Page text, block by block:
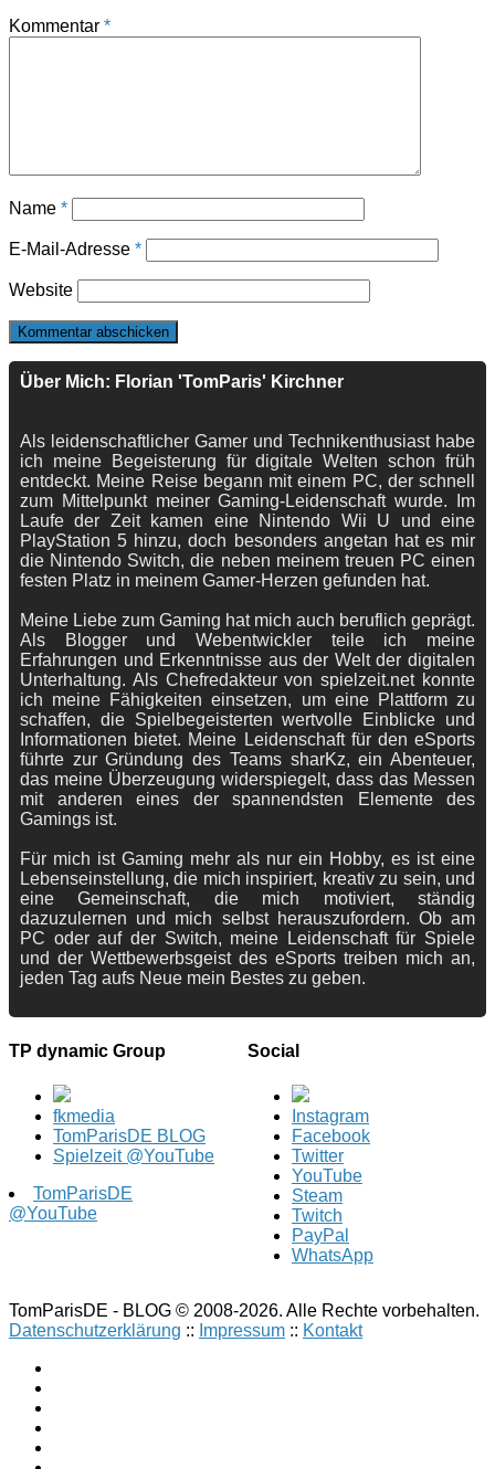
Kommentar *
Name *
E-Mail-Adresse *
Website
Über Mich: Florian 'TomParis' Kirchner
Als leidenschaftlicher Gamer und Technikenthusiast habe
ich meine Begeisterung für digitale Welten schon früh
entdeckt. Meine Reise begann mit einem PC, der schnell
zum Mittelpunkt meiner Gaming-Leidenschaft wurde. Im
Laufe der Zeit kamen eine Nintendo Wii U und eine
PlayStation 5 hinzu, doch besonders angetan hat es mir
die Nintendo Switch, die neben meinem treuen PC einen
festen Platz in meinem Gamer-Herzen gefunden hat.
Meine Liebe zum Gaming hat mich auch beruflich geprägt.
Als Blogger und Webentwickler teile ich meine
Erfahrungen und Erkenntnisse aus der Welt der digitalen
Unterhaltung. Als Chefredakteur von spielzeit.net konnte
ich meine Fähigkeiten einsetzen, um eine Plattform zu
schaffen, die Spielbegeisterten wertvolle Einblicke und
Informationen bietet. Meine Leidenschaft für den eSports
führte zur Gründung des Teams sharKz, ein Abenteuer,
das meine Überzeugung widerspiegelt, dass das Messen
mit anderen eines der spannendsten Elemente des
Gamings ist.
Für mich ist Gaming mehr als nur ein Hobby, es ist eine
Lebenseinstellung, die mich inspiriert, kreativ zu sein, und
eine Gemeinschaft, die mich motiviert, ständig
dazuzulernen und mich selbst herauszufordern. Ob am
PC oder auf der Switch, meine Leidenschaft für Spiele
und der Wettbewerbsgeist des eSports treiben mich an,
jeden Tag aufs Neue mein Bestes zu geben.
TP dynamic Group
fkmedia
TomParisDE BLOG
Spielzeit @YouTube
TomParisDE
@YouTube
Social
Instagram
Facebook
Twitter
YouTube
Steam
Twitch
PayPal
WhatsApp
TomParisDE - BLOG © 2008-2026. Alle Rechte vorbehalten.
Datenschutzerklärung :: Impressum :: Kontakt